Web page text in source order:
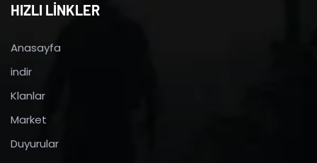
HIZLI LİNKLER
Anasayfa
indir
Klanlar
Market
Duyurular